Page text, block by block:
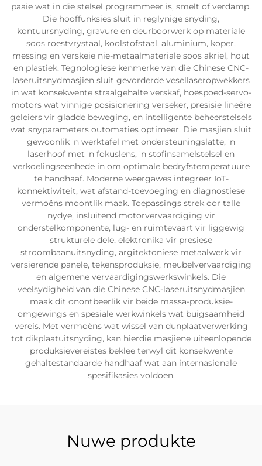
paaie wat in die stelsel programmeer is, smelt of verdamp.
Die hooffunksies sluit in reglynige snyding,
kontuursnyding, gravure en deurboorwerk op materiale
soos roestvrystaal, koolstofstaal, aluminium, koper,
messing en verskeie nie-metaalmateriale soos akriel, hout
en plastiek. Tegnologiese kenmerke van die Chinese CNC-
laseruitsnydmasjien sluit gevorderde vesellaseropwekkers
in wat konsekwente straalgehalte verskaf, hoëspoed-servo-
motors wat vinnige posisionering verseker, presisie lineêre
geleiers vir gladde beweging, en intelligente beheerstelsels
wat snyparameters outomaties optimeer. Die masjien sluit
gewoonlik 'n werktafel met ondersteuningslatte, 'n
laserhoof met 'n fokuslens, 'n stofinsamelstelsel en
verkoelingseenhede in om optimale bedryfstemperatuure
te handhaaf. Moderne weergawes integreer IoT-
konnektiwiteit, wat afstand-toevoeging en diagnostiese
vermoëns moontlik maak. Toepassings strek oor talle
nydye, insluitend motorvervaardiging vir
onderstelkomponente, lug- en ruimtevaart vir liggewig
strukturele dele, elektronika vir presiese
stroombaanuitsnyding, argitektoniese metaalwerk vir
versierende panele, tekensproduksie, meubelvervaardiging
en algemene vervaardigingswerkswinkels. Die
veelsydigheid van die Chinese CNC-laseruitsnydmasjien
maak dit onontbeerlik vir beide massa-produksie-
omgewings en spesiale werkwinkels wat buigsaamheid
vereis. Met vermoëns wat wissel van dunplaatverwerking
tot dikplaatuitsnyding, kan hierdie masjiene uiteenlopende
produksievereistes beklee terwyl dit konsekwente
gehaltestandaarde handhaaf wat aan internasionale
spesifikasies voldoen.
Nuwe produkte